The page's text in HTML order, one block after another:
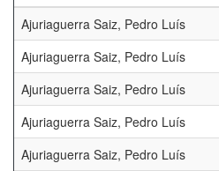
Ajuriaguerra Saiz, Pedro Luís
Ajuriaguerra Saiz, Pedro Luís
Ajuriaguerra Saiz, Pedro Luís
Ajuriaguerra Saiz, Pedro Luís
Ajuriaguerra Saiz, Pedro Luís